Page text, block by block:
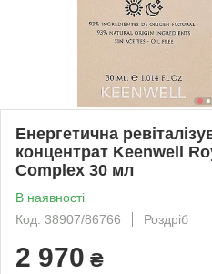
Енергетична
концентрат Keenwell
Complex 30 мл
В наявності
Код: 38907/86766
Роздріб
2 970 ₴